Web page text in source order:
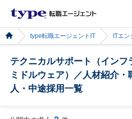
type転職エージェントIT ITエ
テクニカルサポート（インフ
ミドルウェア）／人材紹介
人・中途採用一覧